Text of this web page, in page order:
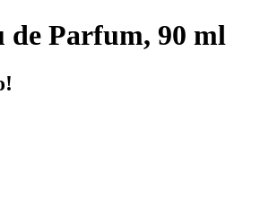
de Parfum, 90 ml